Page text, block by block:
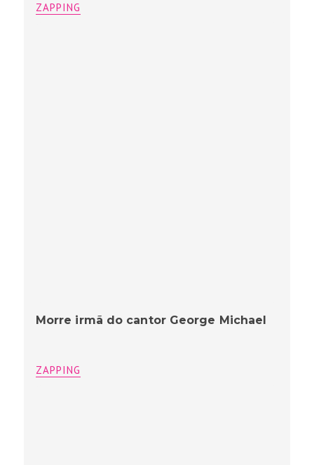
ZAPPING
Morre irmã do cantor George Michael
ZAPPING